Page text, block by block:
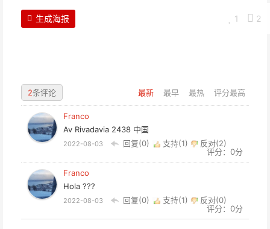
1 2
生成海报
最新 最早 最热 评分最高
2条评论
Franco
Av Rivadavia 2438 中国
2022-08-03 回复(0) 支持(1) 反对(2)
评分：0分
Franco
Hola ???
2022-08-03 回复(0) 支持(1) 反对(0)
评分：0分